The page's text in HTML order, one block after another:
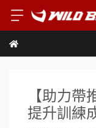
【助力帶
提升訓練